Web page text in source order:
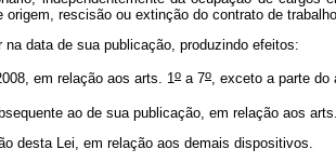
origem, rescisão ou extinção do contrato de
data de sua publicação, produzindo efeitos:
em relação aos arts. 1o a 7o, exceto a parte do
ao de sua publicação, em relação aos
desta Lei, em relação aos demais dispositivos.